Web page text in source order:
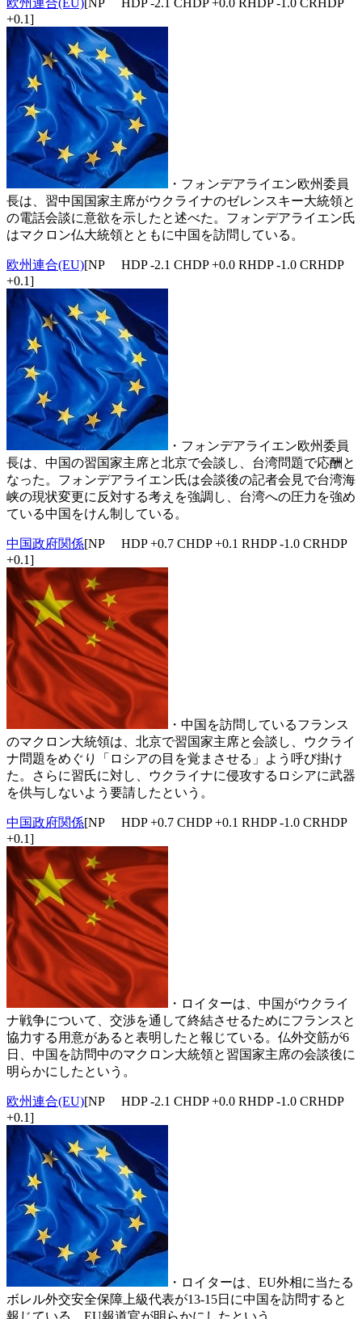
欧州連合(EU)[NP HDP -2.1 CHDP +0.0 RHDP -1.0 CRHDP
+0.1]
・フォンデアライエン欧州委員
長は、習中国国家主席がウクライナのゼレンスキー大統領と
の電話会談に意欲を示したと述べた。フォンデアライエン氏
はマクロン仏大統領とともに中国を訪問している。
欧州連合(EU)[NP HDP -2.1 CHDP +0.0 RHDP -1.0 CRHDP
+0.1]
・フォンデアライエン欧州委員
長は、中国の習国家主席と北京で会談し、台湾問題で応酬と
なった。フォンデアライエン氏は会談後の記者会見で台湾海
峡の現状変更に反対する考えを強調し、台湾への圧力を強め
ている中国をけん制している。
中国政府関係[NP HDP +0.7 CHDP +0.1 RHDP -1.0 CRHDP
+0.1]
・中国を訪問しているフランス
のマクロン大統領は、北京で習国家主席と会談し、ウクライ
ナ問題をめぐり「ロシアの目を覚まさせる」よう呼び掛け
た。さらに習氏に対し、ウクライナに侵攻するロシアに武器
を供与しないよう要請したという。
中国政府関係[NP HDP +0.7 CHDP +0.1 RHDP -1.0 CRHDP
+0.1]
・ロイターは、中国がウクライ
ナ戦争について、交渉を通して終結させるためにフランスと
協力する用意があると表明したと報じている。仏外交筋が6
日、中国を訪問中のマクロン大統領と習国家主席の会談後に
明らかにしたという。
欧州連合(EU)[NP HDP -2.1 CHDP +0.0 RHDP -1.0 CRHDP
+0.1]
・ロイターは、EU外相に当たる
ボレル外交安全保障上級代表が13-15日に中国を訪問すると